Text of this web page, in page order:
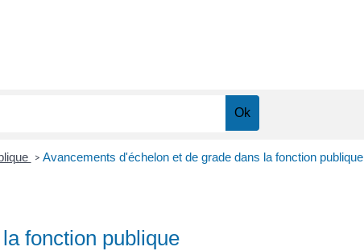
> Avancements d'échelon et de grade dans la fonction publique
fonction publique